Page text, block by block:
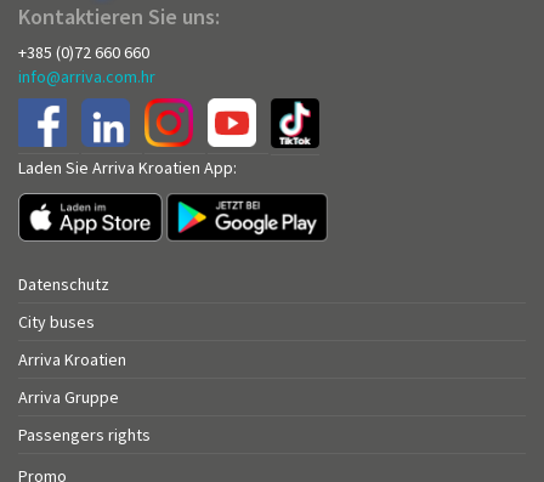
Kontaktieren Sie uns:
+385 (0)72 660 660
info@arriva.com.hr
Laden Sie Arriva Kroatien App:
Datenschutz
City buses
Arriva Kroatien
Arriva Gruppe
Passengers rights
Promo